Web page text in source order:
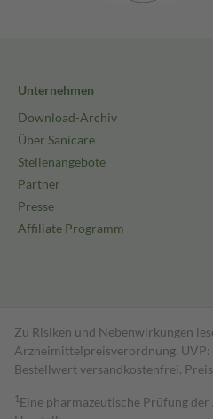
Unternehmen
Download-Archiv
Über Sanicare
Stellenangebote
Partner
Presse
Affiliate Programm
Zu Risiken und Nebenwirkungen
Arzneimittelpreisverordnung. UVP:
Bestell­wert versand­kosten­frei.
1 Eine pharmazeutische Prüfung